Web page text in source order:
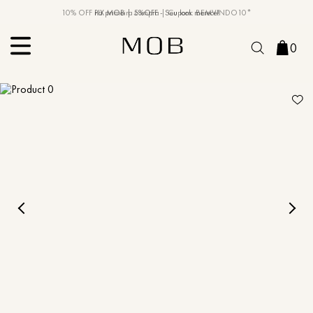
PIX MOB | 5%OFF - Seu look merece!
10% OFF na primeira compra | Cupom: BEMVINDO10*
0